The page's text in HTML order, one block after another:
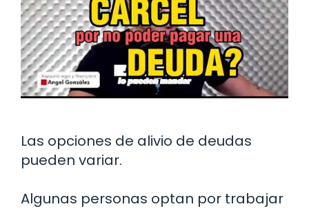
Las opciones de alivio de deudas
pueden variar.
Algunas personas optan por trabajar